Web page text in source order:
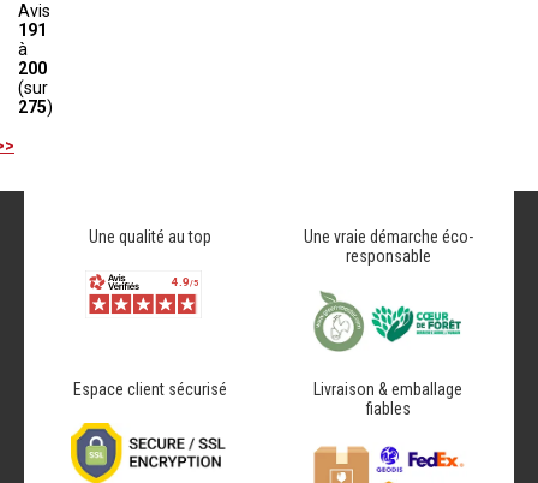
Avis
191
à
200
(sur
275)
Une qualité au top
Une vraie démarche éco-
responsable
Espace client sécurisé
Livraison & emballage
fiables